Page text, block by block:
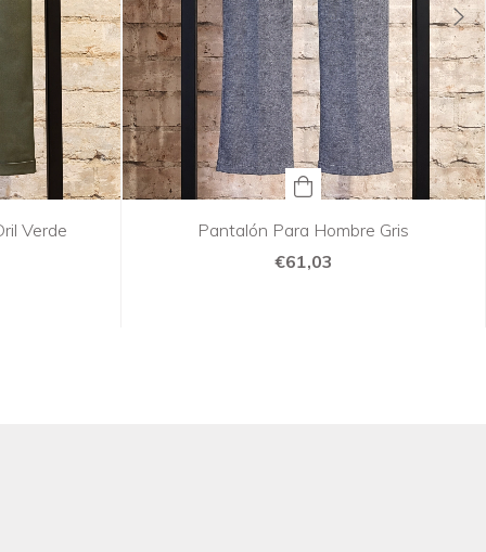
Verde
Pantalón Para Hombre Gris
€61,03